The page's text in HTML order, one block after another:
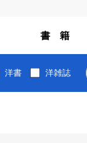
書 籍
洋書 洋雑誌